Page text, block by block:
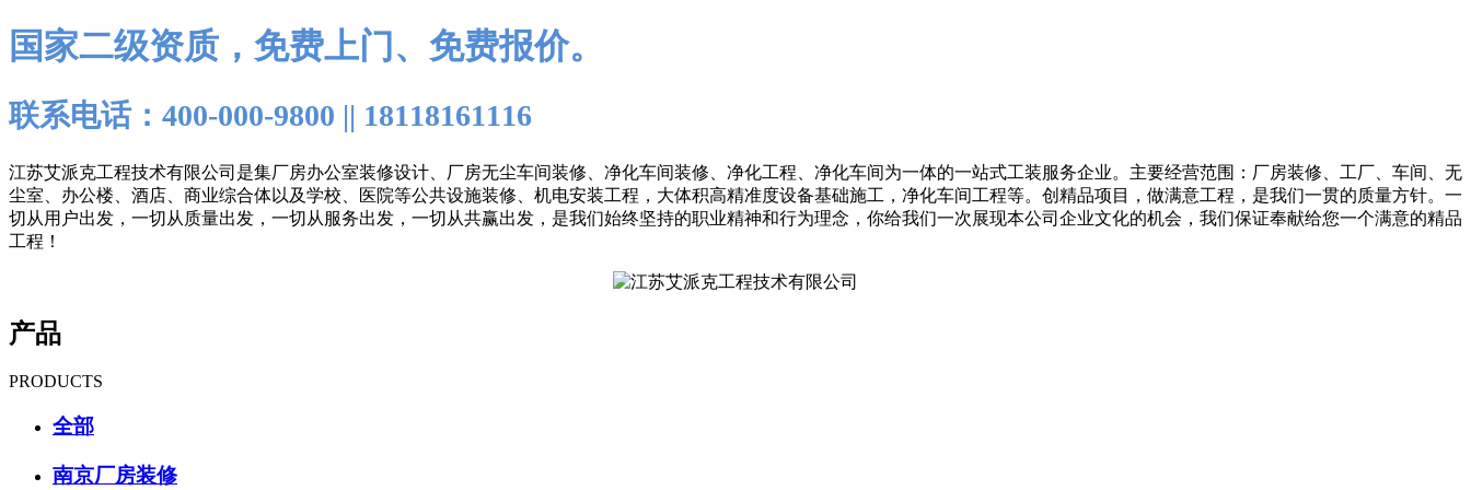
国家二级资质，免费上门、免费报价。
联系电话：400-000-9800 || 18118161116
江苏艾派克工程技术有限公司是集厂房办公室装修设计、厂房无尘车间装修、净化车间装修、净化工程、净化车间为一体的一站式工装服务企业。主要经营范围：厂房装修、工厂、车间、无
尘室、办公楼、酒店、商业综合体以及学校、医院等公共设施装修、机电安装工程，大体积高精准度设备基础施工，净化车间工程等。创精品项目，做满意工程，是我们一贯的质量方针。一
切从用户出发，一切从质量出发，一切从服务出发，一切从共赢出发，是我们始终坚持的职业精神和行为理念，你给我们一次展现本公司企业文化的机会，我们保证奉献给您一个满意的精品
工程！
产品
PRODUCTS
全部
南京厂房装修